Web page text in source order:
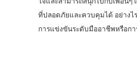
ที่ปลอดภัยและควบคุมได้ อย่างไ
การแข่งขันระดับมืออาชีพหรือก